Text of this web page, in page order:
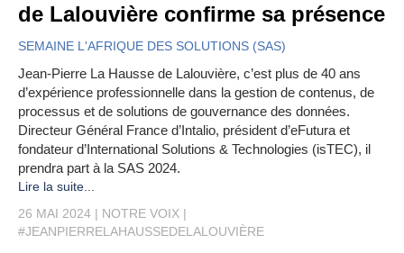
de Lalouvière confirme sa présence
SEMAINE L'AFRIQUE DES SOLUTIONS (SAS)
Jean-Pierre La Hausse de Lalouvière, c’est plus de 40 ans
d’expérience professionnelle dans la gestion de contenus, de
processus et de solutions de gouvernance des données.
Directeur Général France d’Intalio, président d’eFutura et
fondateur d’International Solutions & Technologies (isTEC), il
prendra part à la SAS 2024.
Lire la suite...
26 MAI 2024
NOTRE VOIX
#JEANPIERRELAHAUSSEDELALOUVIÈRE